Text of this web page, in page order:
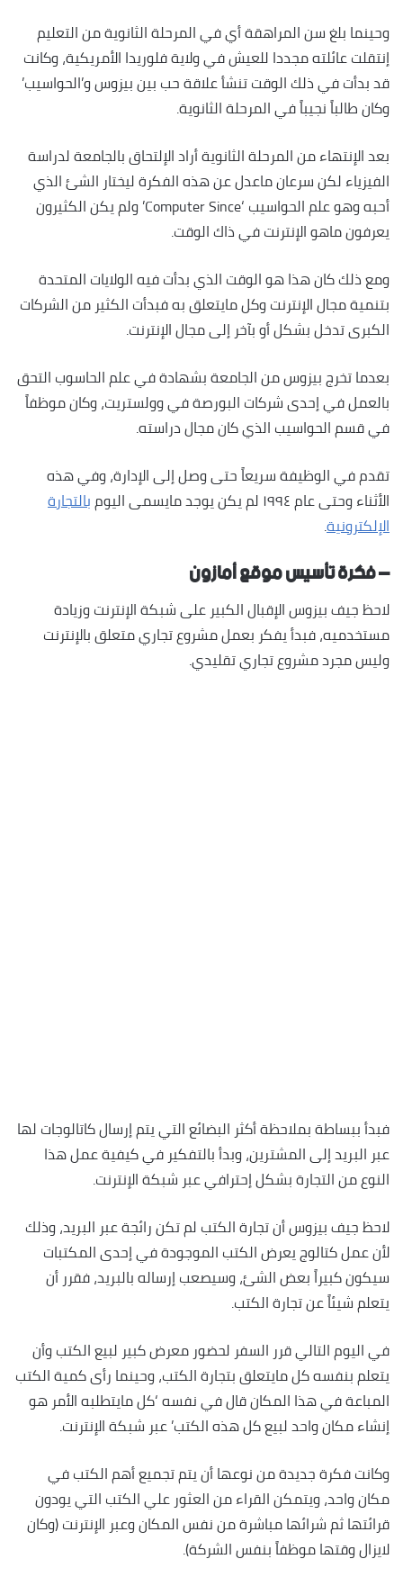
وحينما بلغ سن المراهقة أي في المرحلة الثانوية من التعليم
إنتقلت عائلته مجددا للعيش في ولاية فلوريدا الأمريكية، وكانت
قد بدأت في ذلك الوقت تنشأ علاقة حب بين بيزوس و’الحواسيب’
وكان طالباً نجيباً في المرحلة الثانوية.
بعد الإنتهاء من المرحلة الثانوية أراد الإلتحاق بالجامعة لدراسة
الفيزياء لكن سرعان ماعدل عن هذه الفكرة ليختار الشئ الذي
أحبه وهو علم الحواسيب ‘Computer Since’ ولم يكن الكثيرون
يعرفون ماهو الإنترنت في ذاك الوقت.
ومع ذلك كان هذا هو الوقت الذي بدأت فيه الولايات المتحدة
بتنمية مجال الإنترنت وكل مايتعلق به فبدأت الكثير من الشركات
الكبرى تدخل بشكل أو بآخر إلى مجال الإنترنت.
بعدما تخرج بيزوس من الجامعة بشهادة في علم الحاسوب التحق
بالعمل في إحدى شركات البورصة في وولستريت، وكان موظفاً
في قسم الحواسيب الذي كان مجال دراسته.
تقدم في الوظيفة سريعاً حتى وصل إلى الإدارة، وفي هذه
الأثناء وحتى عام ١٩٩٤ لم يكن يوجد مايسمى اليوم
بالتجارة
الإلكترونية.
– فكرة تأسيس موقع أمازون
لاحظ جيف بيزوس الإقبال الكبير على شبكة الإنترنت وزيادة
مستخدميه، فبدأ يفكر بعمل مشروع تجاري متعلق بالإنترنت
وليس مجرد مشروع تجاري تقليدي.
فبدأ ببساطة بملاحظة أكثر البضائع التي يتم إرسال كاتالوجات لها
عبر البريد إلى المشترين، وبدأ بالتفكير في كيفية عمل هذا
النوع من التجارة بشكل إحترافي عبر شبكة الإنترنت.
لاحظ جيف بيزوس أن تجارة الكتب لم تكن رائجة عبر البريد، وذلك
لأن عمل كتالوج يعرض الكتب الموجودة في إحدى المكتبات
سيكون كبيراً بعض الشئ، وسيصعب إرساله بالبريد، فقرر أن
يتعلم شيئاً عن تجارة الكتب.
في اليوم التالي قرر السفر لحضور معرض كبير لبيع الكتب وأن
يتعلم بنفسه كل مايتعلق بتجارة الكتب، وحينما رأى كمية الكتب
المباعة في هذا المكان قال في نفسه ‘كل مايتطلبه الأمر هو
إنشاء مكان واحد لبيع كل هذه الكتب’ عبر شبكة الإنترنت.
وكانت فكرة جديدة من نوعها أن يتم تجميع أهم الكتب في
مكان واحد، ويتمكن القراء من العثور علي الكتب التي يودون
قرائتها ثم شرائها مباشرة من نفس المكان وعبر الإنترنت (وكان
لايزال وقتها موظفاً بنفس الشركة).